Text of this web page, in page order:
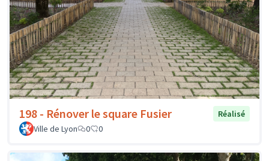
198 - Rénover le square Fusier
Réalisé
Ville de Lyon
0 0